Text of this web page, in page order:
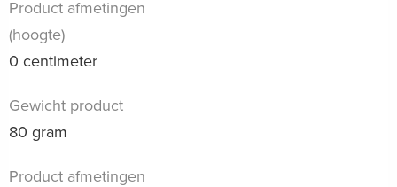
Product afmetingen
(hoogte)
0 centimeter
Gewicht product
80 gram
Product afmetingen